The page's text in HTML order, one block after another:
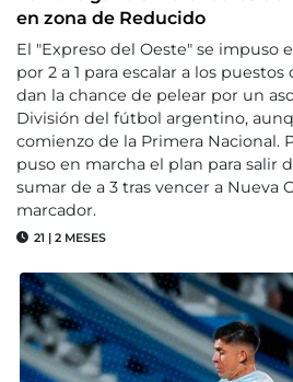
en zona de Reducido
El "Expreso del Oeste" se impuso
por 2 a 1 para escalar a los
dan la chance de pelear por un
División del fútbol argentino,
comienzo de la Primera Nacional.
puso en marcha el plan para salir
sumar de a 3 tras vencer a Nueva
marcador.
21 | 2 MESES